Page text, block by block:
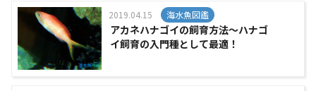
2019.04.15 海水魚図鑑
アカネハナゴイの飼育方法～ハナゴ
イ飼育の入門種として最適！